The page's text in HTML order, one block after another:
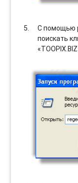
С помощью
поискать